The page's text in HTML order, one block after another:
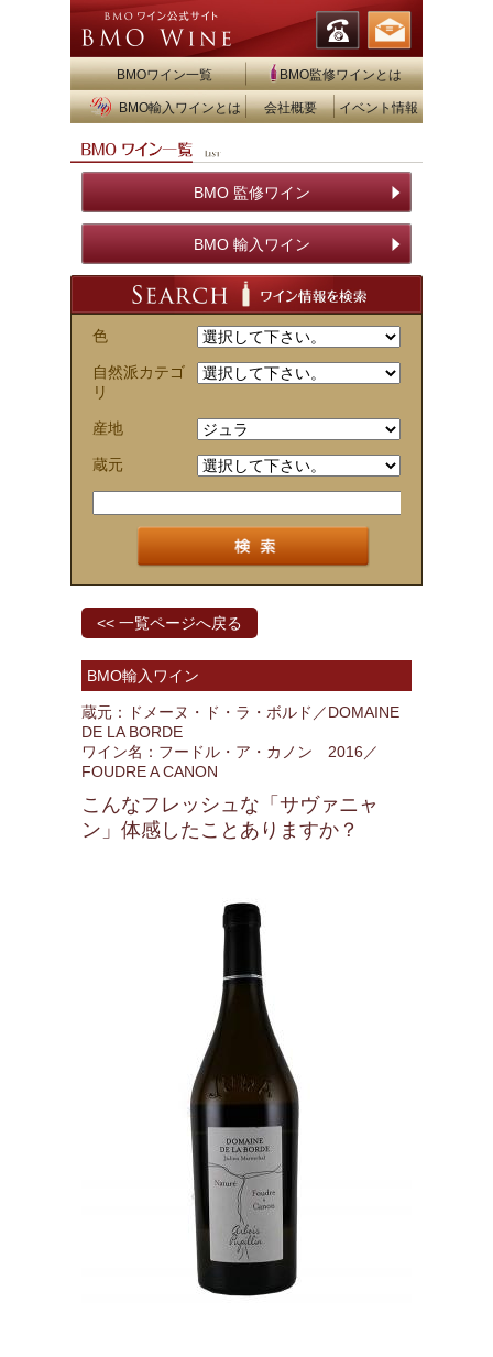
BMOワイン一覧 BMO監修ワインとは
BMO輸入ワインとは 会社概要 イベント情報
BMO 監修ワイン
BMO 輸入ワイン
色
自然派カテゴ
リ
産地
蔵元
<< 一覧ページへ戻る
BMO輸入ワイン
蔵元：ドメーヌ・ド・ラ・ボルド／DOMAINE
DE LA BORDE
ワイン名：フードル・ア・カノン 2016／
FOUDRE A CANON
こんなフレッシュな「サヴァニャ
ン」体感したことありますか？